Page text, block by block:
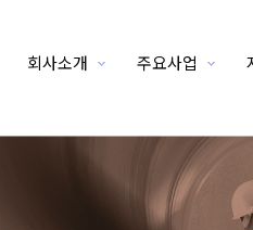
회사소개 주요사업